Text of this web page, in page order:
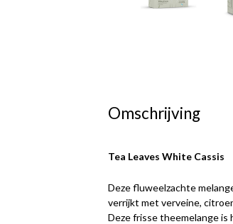
Omschrijving
Tea Leaves White Cassis
Deze fluweelzachte
verrijkt met verveine,
Deze frisse theemelange is